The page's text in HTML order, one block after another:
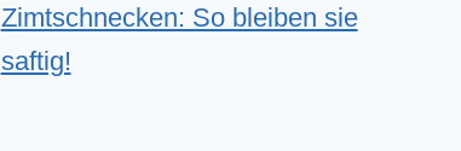
Zimtschnecken: So bleiben sie
saftig!